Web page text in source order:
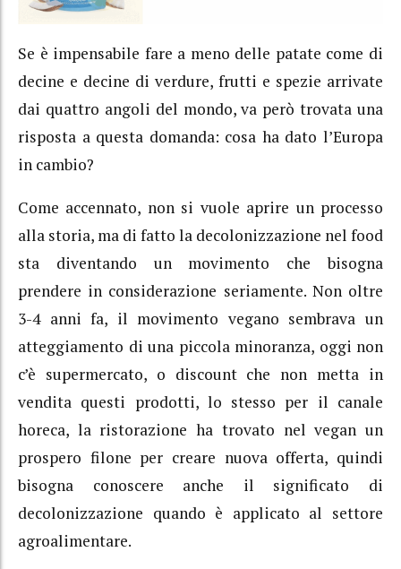
Se è impensabile fare a meno delle patate come di
decine e decine di verdure, frutti e spezie arrivate
dai quattro angoli del mondo, va però trovata una
risposta a questa domanda: cosa ha dato l’Europa
in cambio?
Come accennato, non si vuole aprire un processo
alla storia, ma di fatto la decolonizzazione nel food
sta diventando un movimento che bisogna
prendere in considerazione seriamente. Non oltre
3-4 anni fa, il movimento vegano sembrava un
atteggiamento di una piccola minoranza, oggi non
c’è supermercato, o discount che non metta in
vendita questi prodotti, lo stesso per il canale
horeca, la ristorazione ha trovato nel vegan un
prospero filone per creare nuova offerta, quindi
bisogna conoscere anche il significato di
decolonizzazione quando è applicato al settore
agroalimentare.